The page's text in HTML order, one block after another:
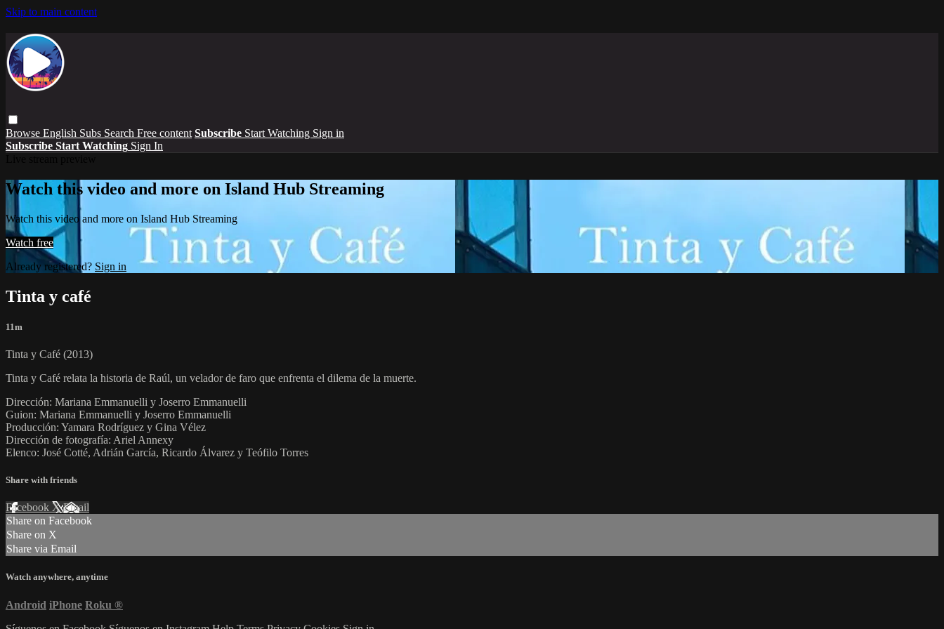
Skip to main content
Browse English Subs Search Free content Subscribe Start Watching Sign in
Subscribe Start Watching Sign In
Watch this video and more on Island Hub Streaming
Watch this video and more on Island Hub Streaming
Watch free
Already registered? Sign in
Tinta y café
11m
Tinta y Café (2013)
Tinta y Café relata la historia de Raúl, un velador de faro que enfrenta el dilema de la muerte.
Dirección: Mariana Emmanuelli y Joserro Emmanuelli
Guion: Mariana Emmanuelli y Joserro Emmanuelli
Producción: Yamara Rodríguez y Gina Vélez
Dirección de fotografía: Ariel Annexy
Elenco: José Cotté, Adrián García, Ricardo Álvarez y Teófilo Torres
Share with friends
Facebook XEmail
Share on Facebook
Share on X
Share via Email
Watch anywhere, anytime
Android iPhone Roku ®